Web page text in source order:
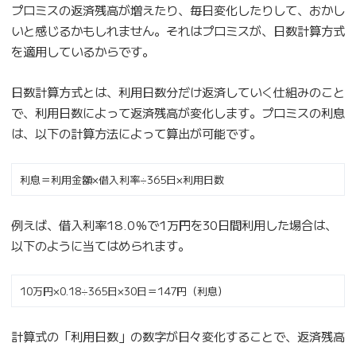
プロミスの返済残高が増えたり、毎日変化したりして、おかし
いと感じるかもしれません。それはプロミスが、日数計算方式
を適用しているからです。
日数計算方式とは、利用日数分だけ返済していく仕組みのこと
で、利用日数によって返済残高が変化します。プロミスの利息
は、以下の計算方法によって算出が可能です。
利息＝利用金額×借入利率÷365日×利用日数
例えば、借入利率18.0％で1万円を30日間利用した場合は、
以下のように当てはめられます。
10万円×0.18÷365日×30日＝147円（利息）
計算式の「利用日数」の数字が日々変化することで、返済残高